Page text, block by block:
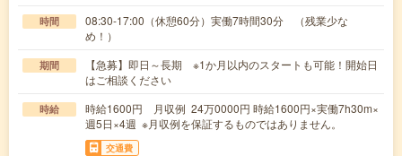
時間
08:30-17:00（休憩60分）実働7時間30分 （残業少な
め！）
期間
【急募】即日～長期 ※1か月以内のスタートも可能！開始日
はご相談ください
時給
時給1600円 月収例 24万0000円 時給1600円×実働7h30m×
週5日×4週 ※月収例を保証するものではありません。
交通費